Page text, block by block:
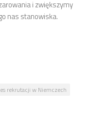
i zwiększymy
nas stanowiska.
rekrutacji w Niemczech